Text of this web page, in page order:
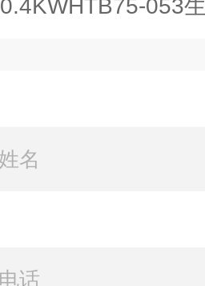
0.4KWHTB75-053生